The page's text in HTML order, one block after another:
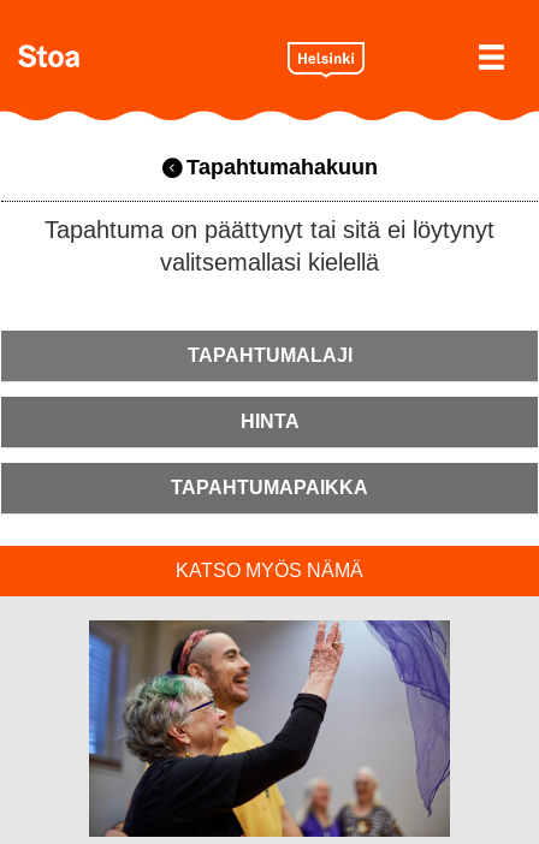
Tapahtumahakuun
Tapahtuma on päättynyt tai sitä ei löytynyt
valitsemallasi kielellä
TAPAHTUMALAJI
HINTA
TAPAHTUMAPAIKKA
KATSO MYÖS NÄMÄ